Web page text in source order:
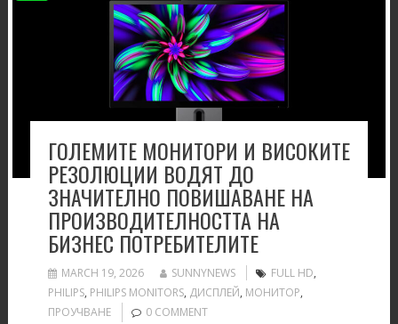
ГОЛЕМИТЕ МОНИТОРИ И ВИСОКИТЕ
РЕЗОЛЮЦИИ ВОДЯТ ДО
ЗНАЧИТЕЛНО ПОВИШАВАНЕ НА
ПРОИЗВОДИТЕЛНОСТТА НА
БИЗНЕС ПОТРЕБИТЕЛИТЕ
MARCH 19, 2026 SUNNYNEWS FULL HD,
PHILIPS, PHILIPS MONITORS, ДИСПЛЕЙ, МОНИТОР,
ПРОУЧВАНЕ
0 COMMENT